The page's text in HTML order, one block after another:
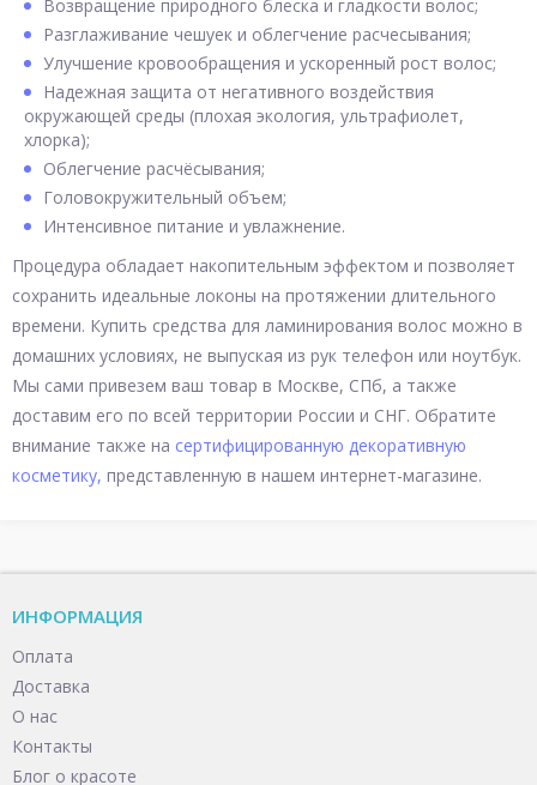
Возвращение природного блеска и гладкости волос;
Разглаживание чешуек и облегчение расчесывания;
Улучшение кровообращения и ускоренный рост волос;
Надежная защита от негативного воздействия
окружающей среды (плохая экология, ультрафиолет,
хлорка);
Облегчение расчёсывания;
Головокружительный объем;
Интенсивное питание и увлажнение.
Процедура обладает накопительным эффектом и позволяет
сохранить идеальные локоны на протяжении длительного
времени. Купить средства для ламинирования волос можно в
домашних условиях, не выпуская из рук телефон или ноутбук.
Мы сами привезем ваш товар в Москве, СПб, а также
доставим его по всей территории России и СНГ. Обратите
внимание также на сертифицированную декоративную
косметику, представленную в нашем интернет-магазине.
ИНФОРМАЦИЯ
Оплата
Доставка
О нас
Контакты
Блог о красоте